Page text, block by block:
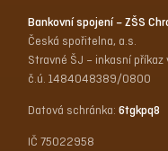
Bankovní spojení – ZŠS
Česká spořitelna, a.s.
Stravné ŠJ – inkasní
č.ú. 1484048389/0800
Datová schránka:6tgkpq8
IČ 75022958